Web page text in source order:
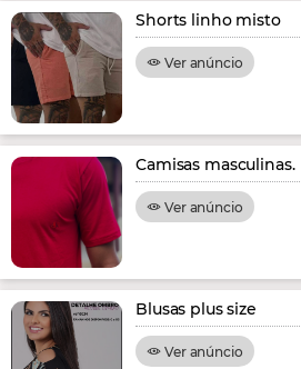
Shorts linho misto
Ver anúncio
Camisas masculinas.
Ver anúncio
Blusas plus size
Ver anúncio